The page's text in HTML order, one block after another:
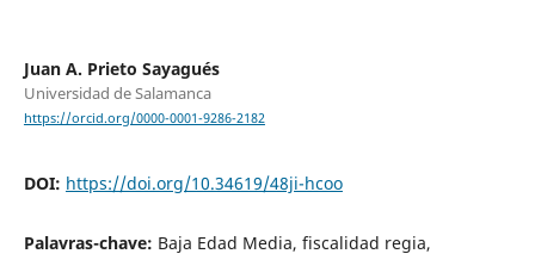
Juan A. Prieto Sayagués
Universidad de Salamanca
https://orcid.org/0000-0001-9286-2182
DOI: https://doi.org/10.34619/48ji-hcoo
Palavras-chave: Baja Edad Media, fiscalidad regia,